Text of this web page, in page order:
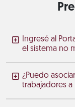
Ingresé al
el sistema no
¿Puedo
trabajadores